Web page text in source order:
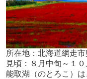
所在地：北海道網走
見頃：８月中旬～１
能取湖（のとろこ）